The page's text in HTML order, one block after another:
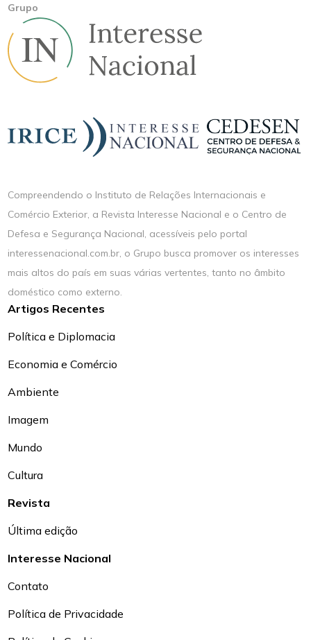
Grupo
Compreendendo o Instituto de Relações Internacionais e
Comércio Exterior, a Revista Interesse Nacional e o Centro de
Defesa e Segurança Nacional, acessíveis pelo portal
interessenacional.com.br, o Grupo busca promover os interesses
mais altos do país em suas várias vertentes, tanto no âmbito
doméstico como externo.
Artigos Recentes
Política e Diplomacia
Economia e Comércio
Ambiente
Imagem
Mundo
Cultura
Revista
Última edição
Interesse Nacional
Contato
Política de Privacidade